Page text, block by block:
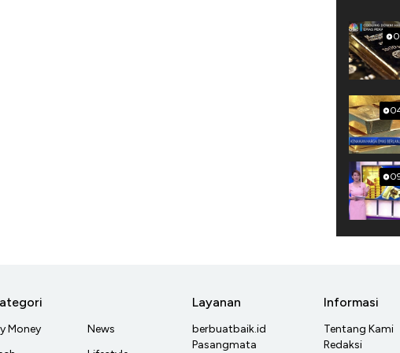
Money
News
Layanan
berbuatbaik.id
Pasangmata
Informasi
Tentang Kami
Redaksi